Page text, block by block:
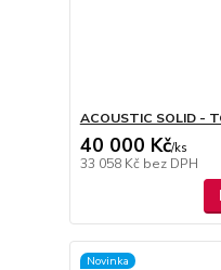
ACOUSTIC SOLID -
40 000 Kč/ks
33 058 Kč bez DPH
Novinka